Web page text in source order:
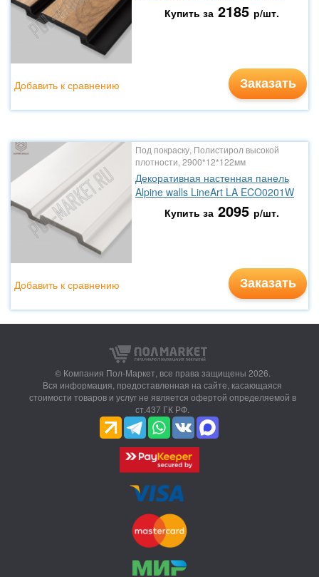
Купить за 2185 р/шт.
Заказать
Добавить к сравнению
Под покраску, Полистирол высокой
плотности, 2900*12*122мм
Декоративная настенная панель
Alpine walls LineArt LA ECO0201W
Купить за 2095 р/шт.
Заказать
Добавить к сравнению
© Компания Пол-Маркет, все права защищены 2026.
Вся информация, предоставленная на сайте, касающаяся
стоимости товаров и услуг не является офертой определяемой в
ст.437 ГК РФ.